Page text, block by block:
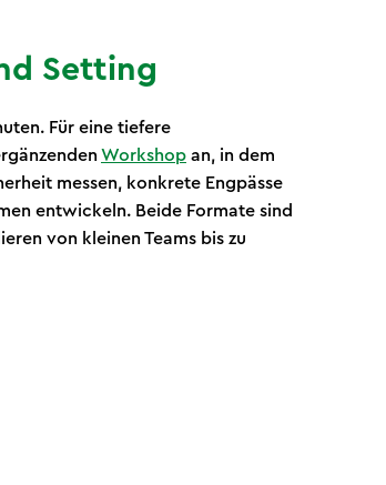
Setting
Für eine tiefere
Workshop an, in dem
messen, konkrete Engpässe
entwickeln. Beide Formate sind
von kleinen Teams bis zu